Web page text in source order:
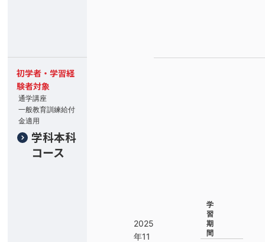
初学者・学習経
験者対象
通学講座
一般教育訓練給付
金適用
学科本科
コース
2025
年11
学
習
期
間